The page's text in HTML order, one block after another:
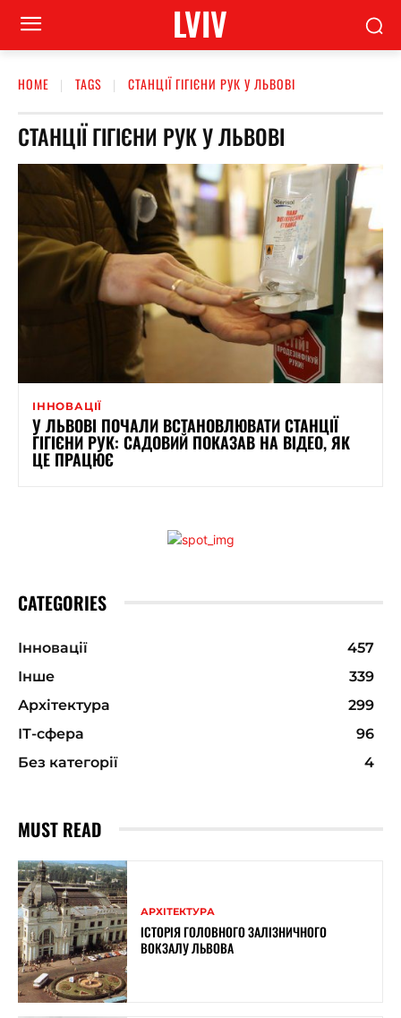
LVIV
HOME TAGS СТАНЦІЇ ГІГІЄНИ РУК У ЛЬВОВІ
СТАНЦІЇ ГІГІЄНИ РУК У ЛЬВОВІ
ІННОВАЦІЇ
У ЛЬВОВІ ПОЧАЛИ ВСТАНОВЛЮВАТИ СТАНЦІЇ
ГІГІЄНИ РУК: САДОВИЙ ПОКАЗАВ НА ВІДЕО, ЯК
ЦЕ ПРАЦЮЄ
CATEGORIES
Інновації
457
Інше
339
Архітектура
299
ІТ-сфера
96
Без категорії
4
MUST READ
АРХІТЕКТУРА
ІСТОРІЯ ГОЛОВНОГО ЗАЛІЗНИЧНОГО
ВОКЗАЛУ ЛЬВОВА